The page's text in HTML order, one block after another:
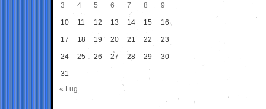
3 4 5 6 7 8 9
10 11 12 13 14 15 16
17 18 19 20 21 22 23
24 25 26 27 28 29 30
31
« Lug